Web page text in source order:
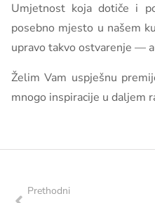
Umjetnost koja dotiče i
posebno mjesto u našem
upravo takvo ostvarenje —
Želim Vam uspješnu
mnogo inspiracije u daljem
Prethodni